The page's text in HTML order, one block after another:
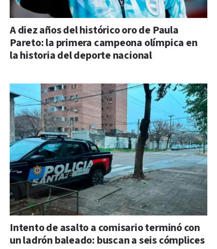
A diez años del histórico oro de Paula
Pareto: la primera campeona olímpica en
la historia del deporte nacional
Intento de asalto a comisario terminó con
un ladrón baleado: buscan a seis cómplices